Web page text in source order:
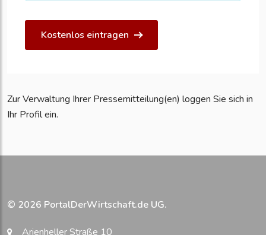
Kostenlos eintragen
Zur Verwaltung Ihrer Pressemitteilung(en) loggen Sie sich in
Ihr Profil ein.
© 2026 PortalDerWirtschaft.de UG.
Arienheller Straße 10